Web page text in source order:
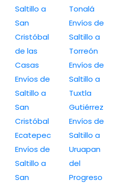
Saltillo a
San
Cristóbal
de las
Casas
Envíos de
Saltillo a
San
Cristóbal
Ecatepec
Envíos de
Saltillo a
San
Tonalá
Envíos de
Saltillo a
Torreón
Envíos de
Saltillo a
Tuxtla
Gutiérrez
Envíos de
Saltillo a
Uruapan
del
Progreso